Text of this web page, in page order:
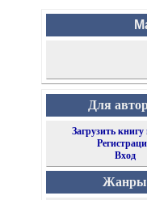
Для
Загрузить книгу
Вход
Жанры